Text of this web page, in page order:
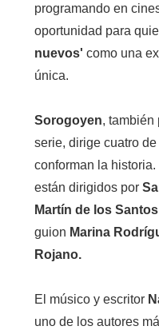
programando en
oportunidad para
nuevos' como una
única.
Sorogoyen, también
serie, dirige cuatro
conforman la
están dirigidos por
Martín de los Santos
guion Marina
Rojano.
El músico y escritor
uno de los autores